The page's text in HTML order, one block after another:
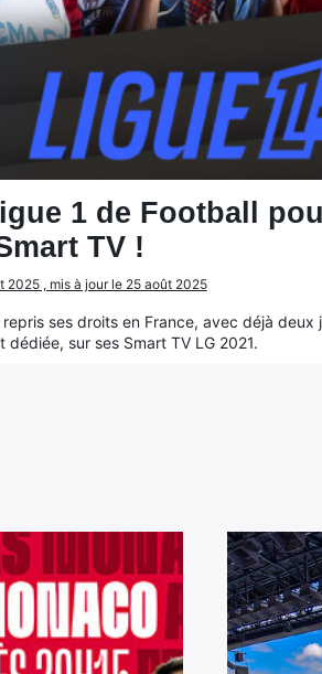
1 de Football
TV !
2025 , mis à jour le 25 août 2025
ses droits en France, avec déjà deux
dédiée, sur ses Smart TV LG 2021.